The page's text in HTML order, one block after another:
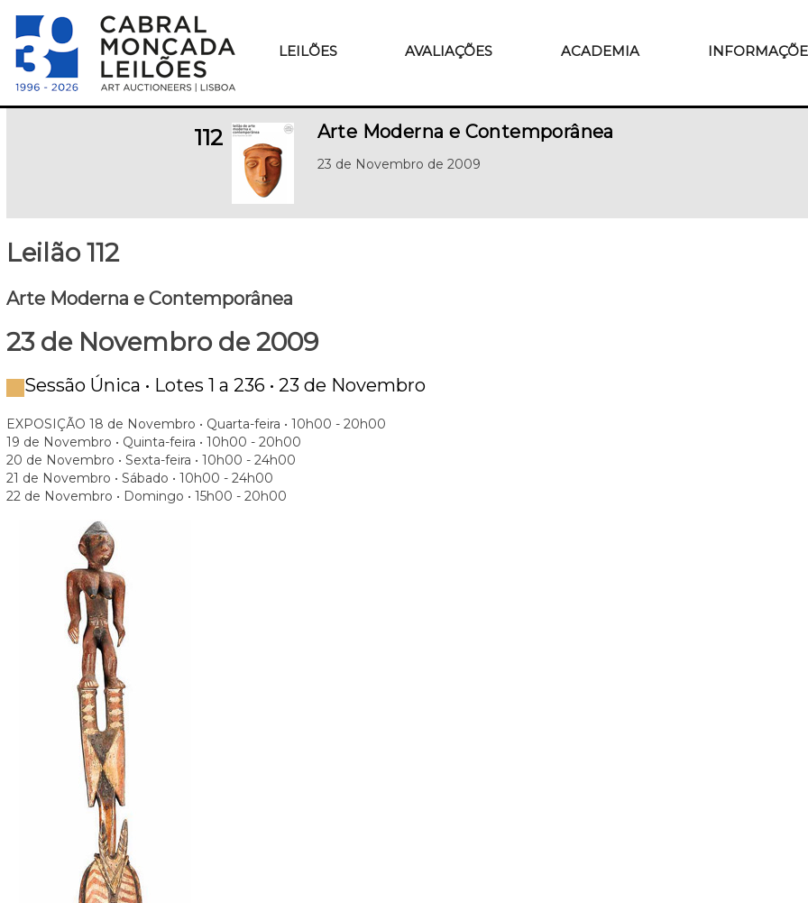
LEILÕES AVALIAÇÕES ACADEMIA
112 Arte Moderna e Contemporânea
23 de Novembro de 2009
Leilão 112
Arte Moderna e Contemporânea
23 de Novembro de 2009
Sessão Única • Lotes 1 a 236 • 23 de Novembro
EXPOSIÇÃO 18 de Novembro • Quarta-feira • 10h00 - 20h00
19 de Novembro • Quinta-feira • 10h00 - 20h00
20 de Novembro • Sexta-feira • 10h00 - 24h00
21 de Novembro • Sábado • 10h00 - 24h00
22 de Novembro • Domingo • 15h00 - 20h00